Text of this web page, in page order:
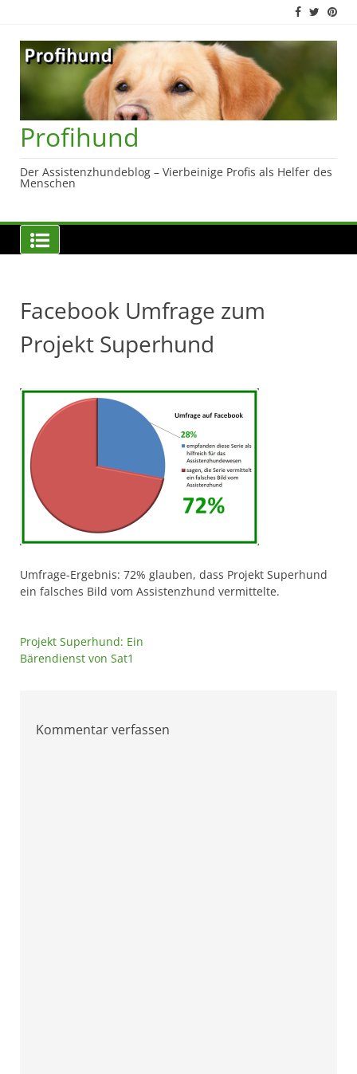
content
Profihund
Der Assistenzhundeblog – Vierbeinige Profis als Helfer des
Menschen
Facebook Umfrage zum
Projekt Superhund
Umfrage-Ergebnis: 72% glauben, dass Projekt Superhund
ein falsches Bild vom Assistenzhund vermittelte.
Beitragsnavigation
Projekt Superhund: Ein
Bärendienst von Sat1
Kommentar verfassen